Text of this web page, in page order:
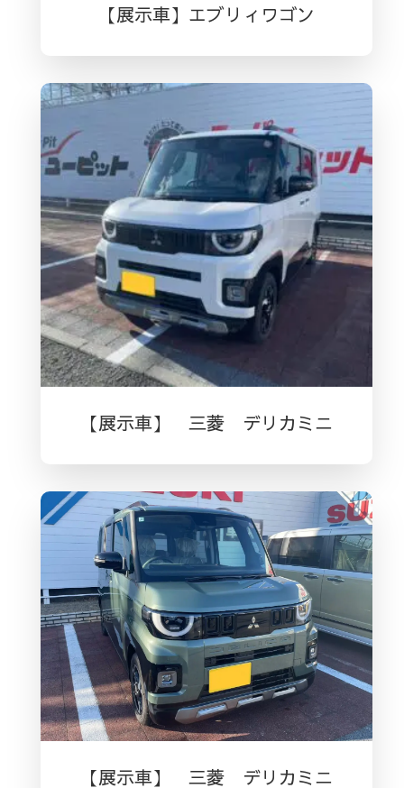
【展示車】エブリィワゴン
【展示車】 三菱 デリカミニ
【展示車】 三菱 デリカミニ